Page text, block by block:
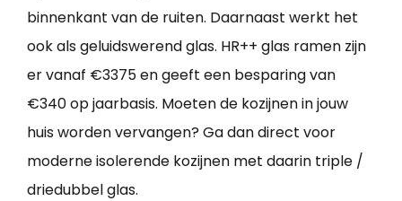
binnenkant van de ruiten. Daarnaast werkt het
ook als geluidswerend glas. HR++ glas ramen zijn
er vanaf €3375 en geeft een besparing van
€340 op jaarbasis. Moeten de kozijnen in jouw
huis worden vervangen? Ga dan direct voor
moderne isolerende kozijnen met daarin triple /
driedubbel glas.